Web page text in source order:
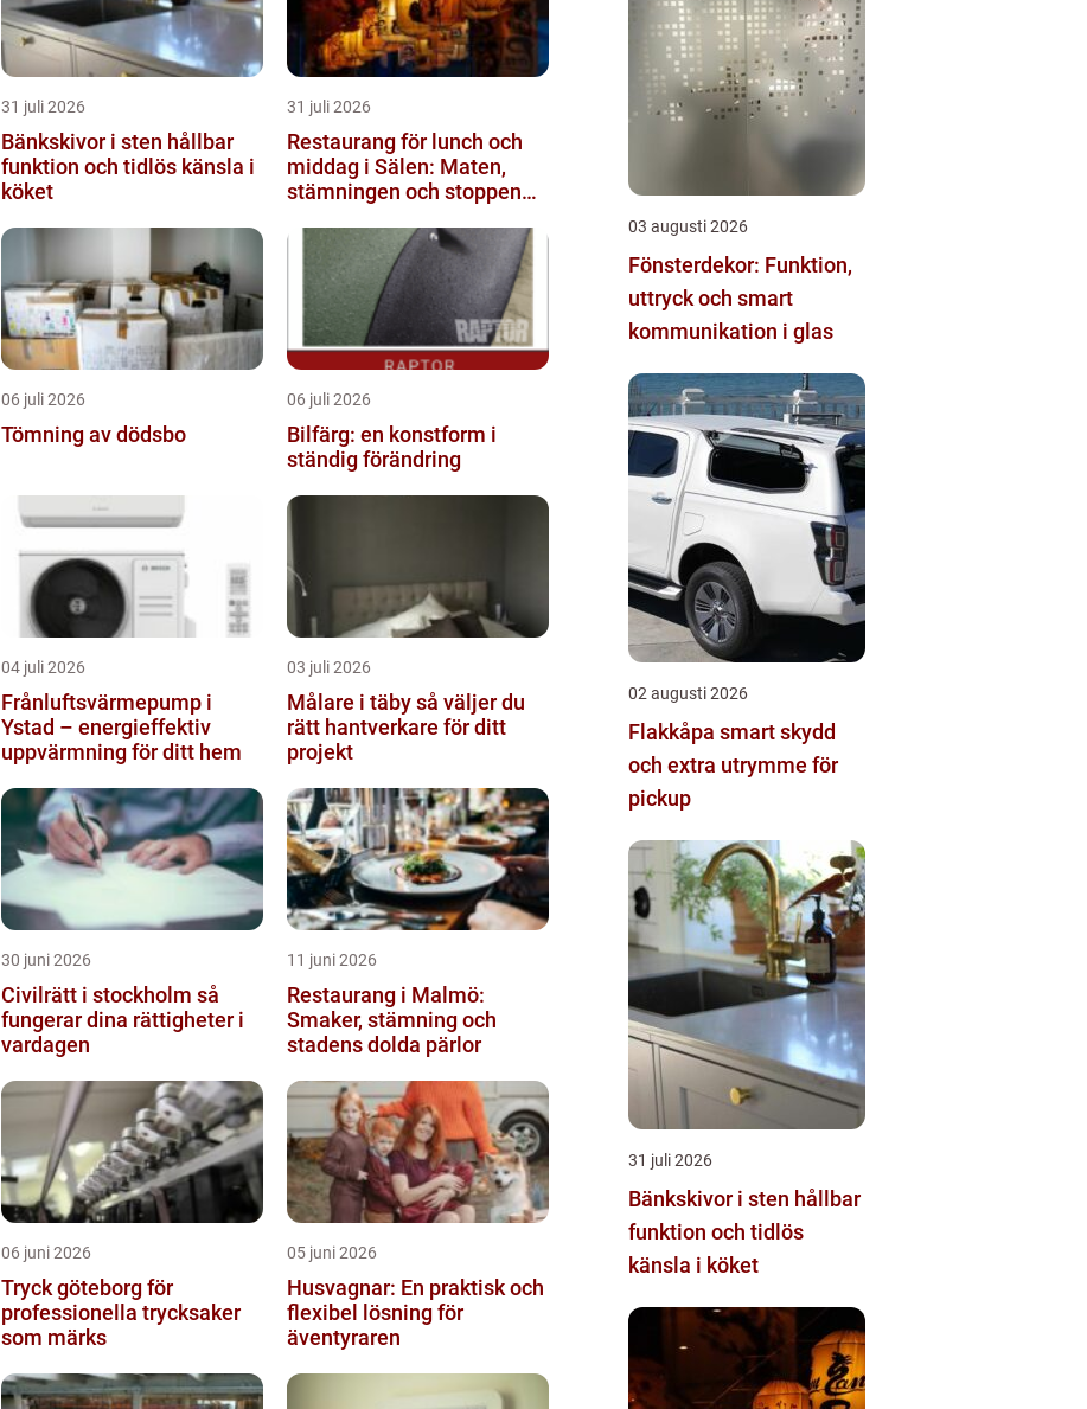
31 juli 2026
Bänkskivor i sten hållbar
funktion och tidlös känsla i
köket
31 juli 2026
Restaurang för lunch och
middag i Sälen: Maten,
stämningen och stoppen
06 juli 2026
Tömning av dödsbo
06 juli 2026
Bilfärg: en konstform i
ständig förändring
04 juli 2026
Frånluftsvärmepump i
Ystad – energieffektiv
uppvärmning för ditt hem
03 juli 2026
Målare i täby så väljer du
rätt hantverkare för ditt
projekt
30 juni 2026
Civilrätt i stockholm så
fungerar dina rättigheter i
vardagen
11 juni 2026
Restaurang i Malmö:
Smaker, stämning och
stadens dolda pärlor
06 juni 2026
Tryck göteborg för
professionella trycksaker
som märks
05 juni 2026
Husvagnar: En praktisk och
flexibel lösning för
äventyraren
03 augusti 2026
Fönsterdekor: Funktion,
uttryck och smart
kommunikation i glas
02 augusti 2026
Flakkåpa smart skydd
och extra utrymme för
pickup
31 juli 2026
Bänkskivor i sten hållbar
funktion och tidlös
känsla i köket